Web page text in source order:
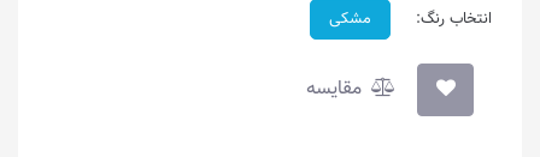
انتخاب رنگ: مشکی
مقایسه